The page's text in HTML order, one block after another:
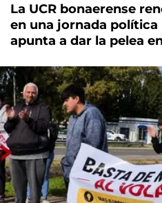
La UCR bonaerense
en una jornada política
apunta a dar la pelea